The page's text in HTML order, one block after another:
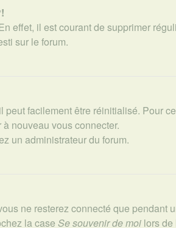
effet, il est courant de supprimer
sur le forum.
facilement être réinitialisé. Pour
nouveau vous connecter.
un administrateur du forum.
ne resterez connecté que pendant
la case Se souvenir de moi lors